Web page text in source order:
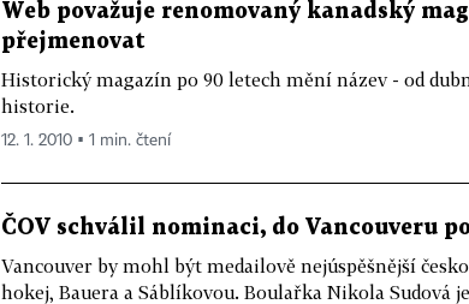
Web považuje renomovaný kanadský
přejmenovat
Historický magazín po 90 letech mění název - od
historie.
12. 1. 2010 ▪ 1 min. čtení
ČOV schválil nominaci, do Vancouveru
Vancouver by mohl být medailově nejúspěšnější
hokej, Bauera a Sáblíkovou. Boulařka Nikola Sudová